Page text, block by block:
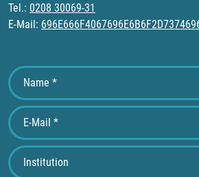
Tel.: 0208 30069-31
E-Mail: